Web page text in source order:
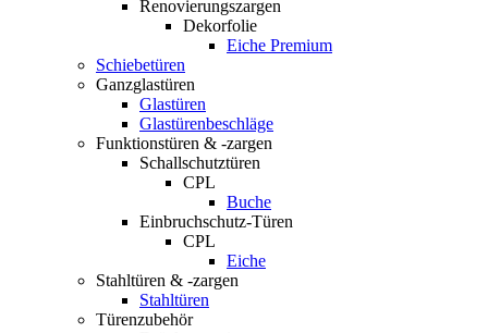
Renovierungszargen
Dekorfolie
Eiche Premium
Schiebetüren
Ganzglastüren
Glastüren
Glastürenbeschläge
Funktionstüren & -zargen
Schallschutztüren
CPL
Buche
Einbruchschutz-Türen
CPL
Eiche
Stahltüren & -zargen
Stahltüren
Türenzubehör